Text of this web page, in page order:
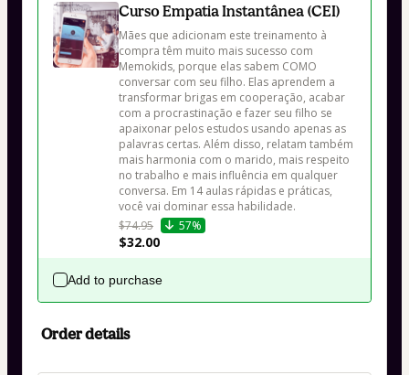
Curso Empatia Instantânea (CEI)
Mães que adicionam este treinamento à
compra têm muito mais sucesso com
Memokids, porque elas sabem COMO
conversar com seu filho. Elas aprendem a
transformar brigas em cooperação, acabar
com a procrastinação e fazer seu filho se
apaixonar pelos estudos usando apenas as
palavras certas. Além disso, relatam também
mais harmonia com o marido, mais respeito
no trabalho e mais influência em qualquer
conversa. Em 14 aulas rápidas e práticas,
você vai dominar essa habilidade.
$74.95
57%
$32.00
Add to purchase
Order details